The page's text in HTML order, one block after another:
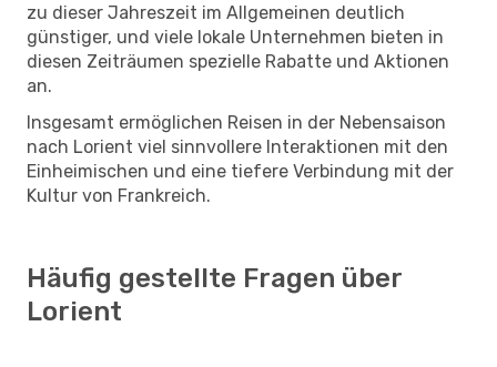
zu dieser Jahreszeit im Allgemeinen deutlich
günstiger, und viele lokale Unternehmen bieten in
diesen Zeiträumen spezielle Rabatte und Aktionen
an.
Insgesamt ermöglichen Reisen in der Nebensaison
nach Lorient viel sinnvollere Interaktionen mit den
Einheimischen und eine tiefere Verbindung mit der
Kultur von Frankreich.
Häufig gestellte Fragen über
Lorient